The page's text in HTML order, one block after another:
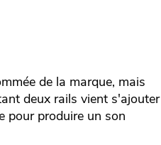
de la marque, mais
deux rails vient s'ajouter
pour produire un son